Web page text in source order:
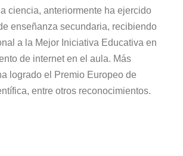
ciencia, anteriormente ha ejercido
enseñanza secundaria, recibiendo
a la Mejor Iniciativa Educativa en
de internet en el aula. Más
logrado el Premio Europeo de
entre otros reconocimientos.